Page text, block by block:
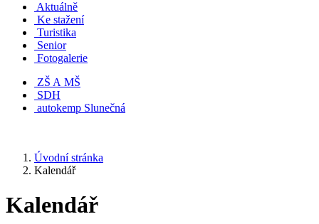
Aktuálně
Ke stažení
Turistika
Senior
Fotogalerie
ZŠ A MŠ
SDH
autokemp Slunečná
Úvodní stránka
Kalendář
Kalendář